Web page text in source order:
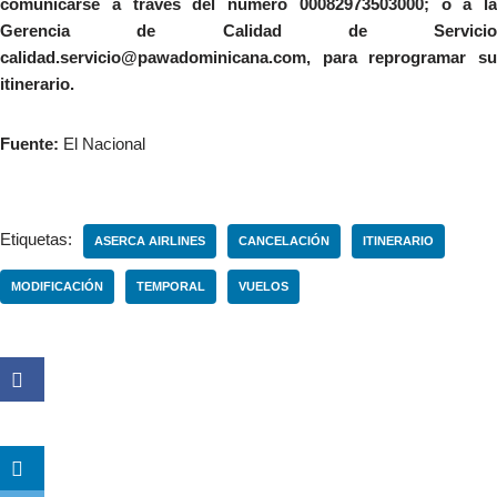
comunicarse a través del número 00082973503000; o a la
Gerencia de Calidad de Servicio
calidad.servicio@pawadominicana.com, para reprogramar su
itinerario.
Fuente: El Nacional
Etiquetas: ASERCA AIRLINES CANCELACIÓN ITINERARIO
MODIFICACIÓN TEMPORAL VUELOS